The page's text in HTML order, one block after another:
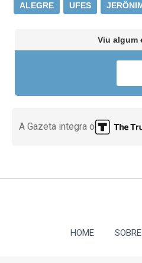
ALEGRE UFES
Viu algum
A Gazeta integra o
HOME